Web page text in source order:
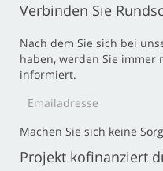
Verbinden Sie
Nach dem Sie sich bei
haben, werden Sie
informiert.
Machen Sie sich keine
Projekt kofinanziert